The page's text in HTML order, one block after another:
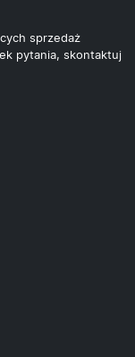
sprzedaż
pytania, skontaktuj